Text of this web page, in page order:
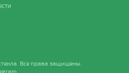
Все права защищены.